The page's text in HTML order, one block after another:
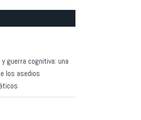
y guerra cognitiva: una
los asedios